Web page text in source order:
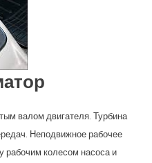
валом двигателя. Турбина
Неподвижное рабочее
рабочим колесом насоса и